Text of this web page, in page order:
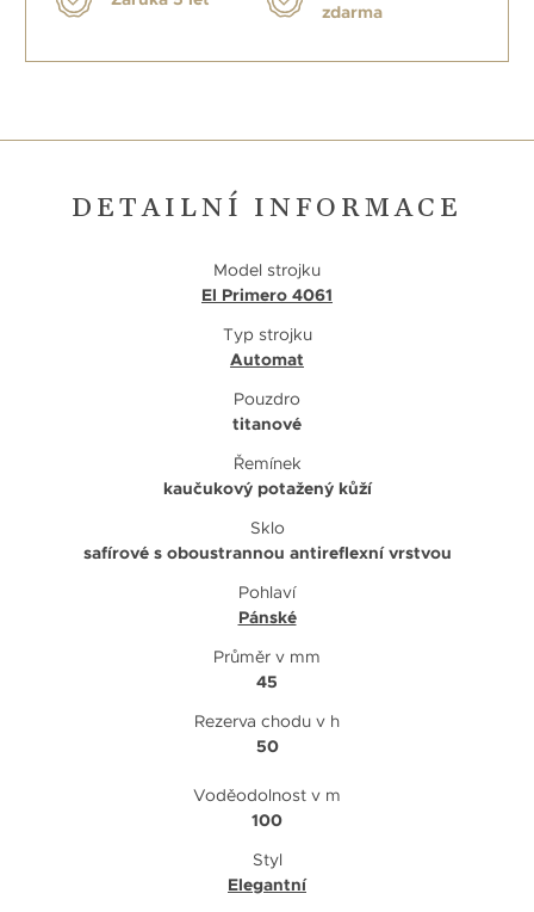
zdarma
DETAILNÍ INFORMACE
Model strojku
El Primero 4061
Typ strojku
Automat
Pouzdro
titanové
Řemínek
kaučukový potažený kůží
Sklo
safírové s oboustrannou antireflexní vrstvou
Pohlaví
Pánské
Průměr v mm
45
Rezerva chodu v h
50
Voděodolnost v m
100
Styl
Elegantní